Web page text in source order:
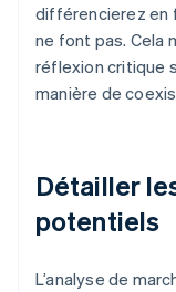
différencierez en
ne font pas. Cela
réflexion critique
manière de
Détailler
potentiels
L’analyse de